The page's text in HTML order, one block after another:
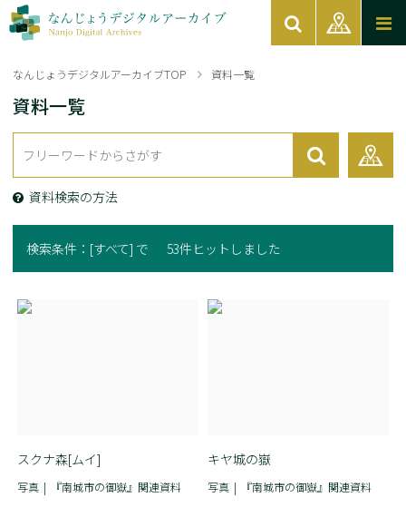
なんじょうデジタルアーカイブTOP 資料一覧
資料一覧
資料検索の方法
検索条件： [すべて] で 53件ヒットしました
スクナ森[ムイ]
写真 『南城市の御嶽』関連資料
キヤ城の嶽
写真 『南城市の御嶽』関連資料